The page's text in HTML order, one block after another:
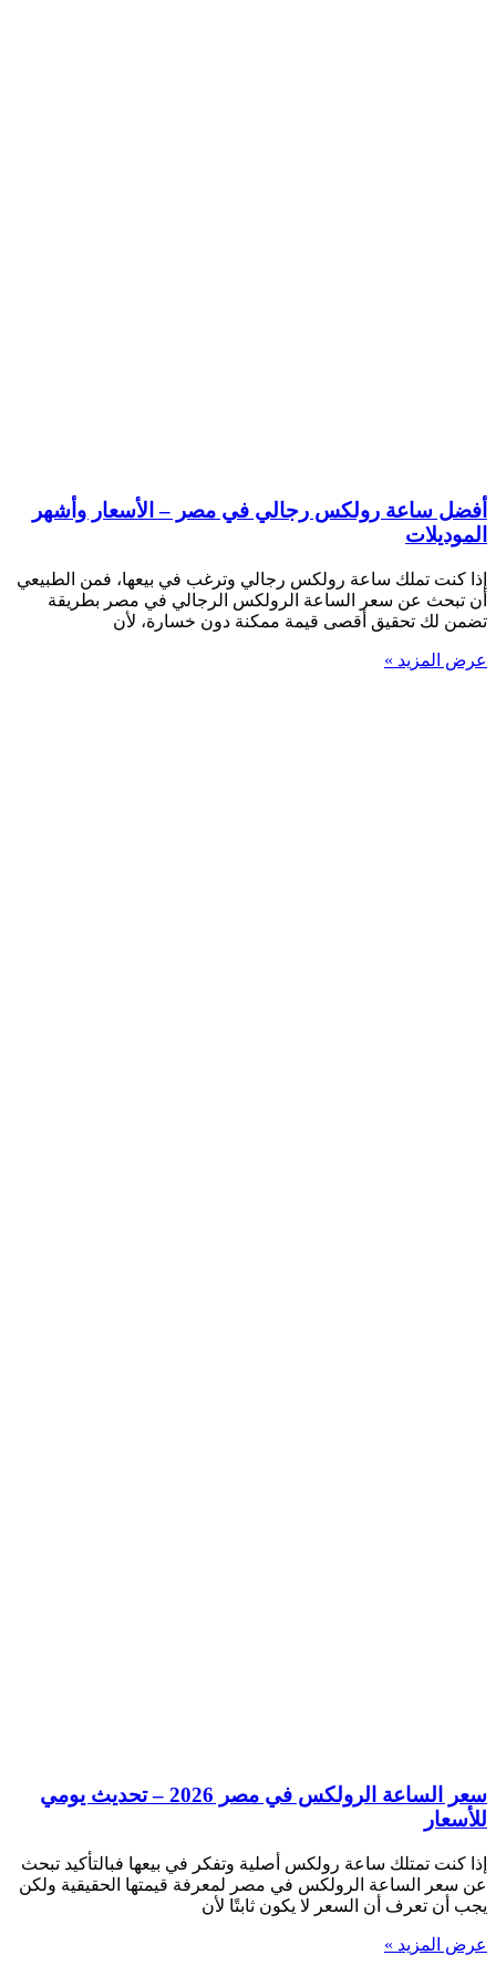
أفضل ساعة رولكس رجالي في مصر – الأسعار وأشهر
الموديلات
إذا كنت تملك ساعة رولكس رجالي وترغب في بيعها، فمن الطبيعي
أن تبحث عن سعر الساعة الرولكس الرجالي في مصر بطريقة
تضمن لك تحقيق أقصى قيمة ممكنة دون خسارة، لأن
عرض المزيد »
سعر الساعة الرولكس في مصر 2026 – تحديث يومي
للأسعار
إذا كنت تمتلك ساعة رولكس أصلية وتفكر في بيعها فبالتأكيد تبحث
عن سعر الساعة الرولكس في مصر لمعرفة قيمتها الحقيقية ولكن
يجب أن تعرف أن السعر لا يكون ثابتًا لأن
عرض المزيد »